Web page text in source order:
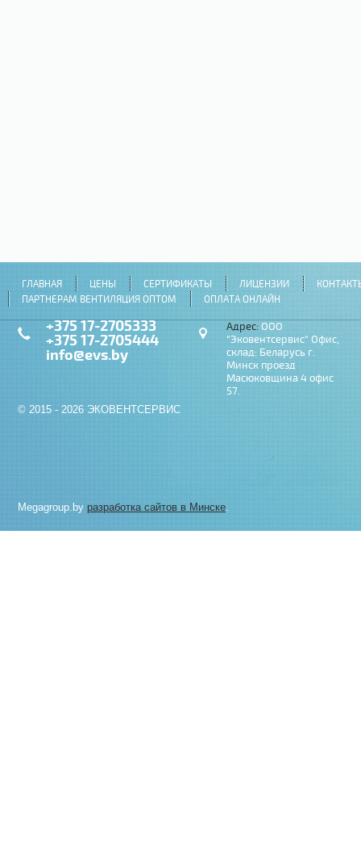
ГЛАВНАЯ ЦЕНЫ СЕРТИФИКАТЫ ЛИЦЕНЗИИ
ПАРТНЕРАМ ВЕНТИЛЯЦИЯ ОПТОМ
ОПЛАТА ОНЛАЙН
Адрес: ООО
"Эковентсервис" Офис,
склад: Беларусь г.
Минск проезд
Масюковщина 4 офис
57.
+375 17-2705333
+375 17-2705444
info@evs.by
© 2015 - 2026 ЭКОВЕНТСЕРВИС
Megagroup.by разработка сайтов в Минске.